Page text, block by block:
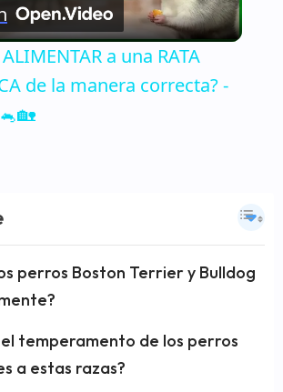
Video
a una RATA
de la manera correcta? -
perros Boston Terrier y Bulldog
temperamento de los perros
a estas razas?